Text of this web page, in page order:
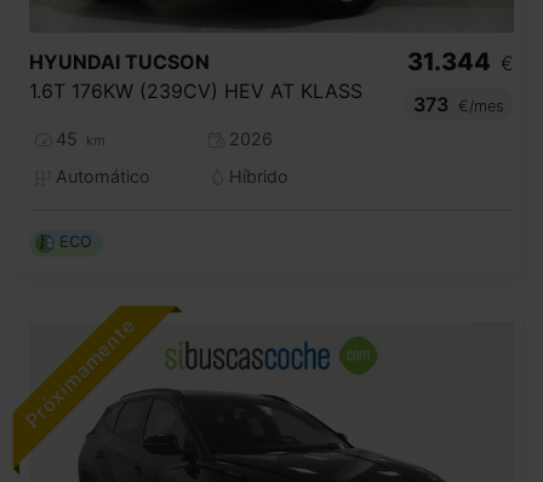
HYUNDAI TUCSON
1.6T 176KW (239CV) HEV AT KLASS
45 km
2026
Automático
Híbrido
31.344 €
373
€/mes
ECO